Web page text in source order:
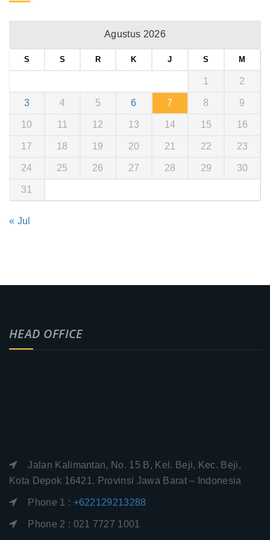
Agustus 2026
S S R K J S M
1 2
3 4 5 6 7 8 9
10 11 12 13 14 15 16
17 18 19 20 21 22 23
24 25 26 27 28 29 30
31
« Jul
HEAD OFFICE
Jalan Kalimantan, No. 15 B, Kel. Beji, Kec. Beji,
Kota Depok 16421. Provinsi Jawa Barat – Indonesia
Phone 1 : +622129213288
Phone 2 : 021 7727 1001